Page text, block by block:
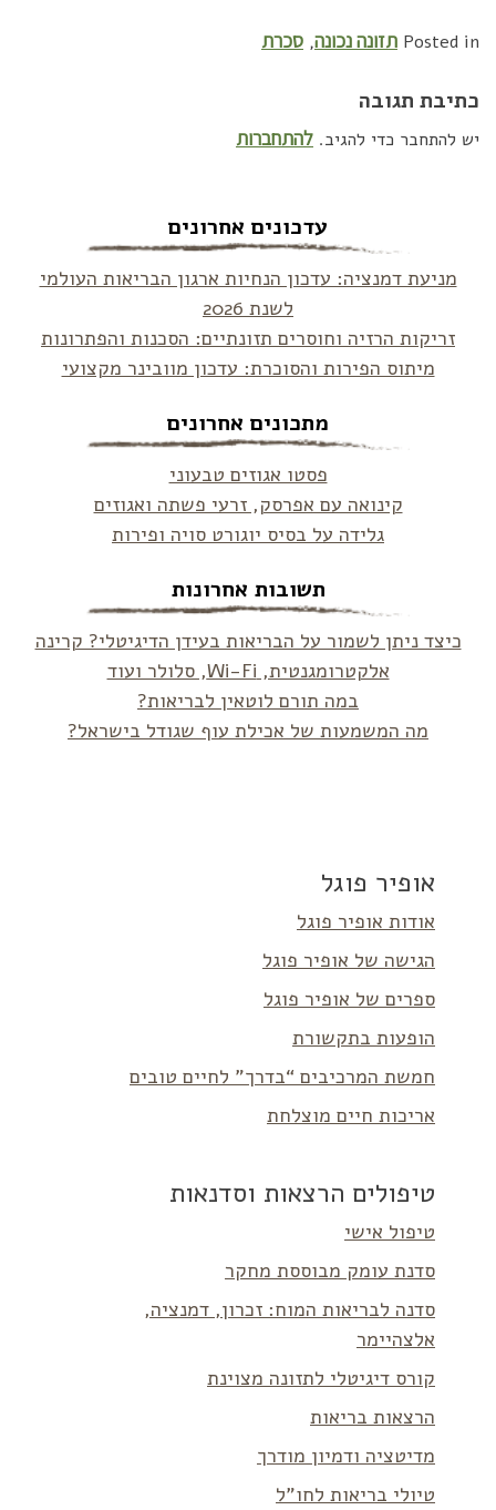
Posted in תזונה נכונה, סכרת
כתיבת תגובה
יש להתחבר כדי להגיב. להתחברות
עדכונים אחרונים
מניעת דמנציה: עדכון הנחיות ארגון הבריאות העולמי
לשנת 2026
זריקות הרזיה וחוסרים תזונתיים: הסכנות והפתרונות
מיתוס הפירות והסוכרת: עדכון מוובינר מקצועי
מתכונים אחרונים
פסטו אגוזים טבעוני
קינואה עם אפרסק, זרעי פשתה ואגוזים
גלידה על בסיס יוגורט סויה ופירות
תשובות אחרונות
כיצד ניתן לשמור על הבריאות בעידן הדיגיטלי? קרינה
אלקטרומגנטית, Wi-Fi, סלולר ועוד
במה תורם לוטאין לבריאות?
מה המשמעות של אכילת עוף שגודל בישראל?
אופיר פוגל
אודות אופיר פוגל
הגישה של אופיר פוגל
ספרים של אופיר פוגל
הופעות בתקשורת
חמשת המרכיבים “בדרך” לחיים טובים
אריכות חיים מוצלחת
טיפולים הרצאות וסדנאות
טיפול אישי
סדנת עומק מבוססת מחקר
סדנה לבריאות המוח: זכרון, דמנציה,
אלצהיימר
קורס דיגיטלי לתזונה מצוינת
הרצאות בריאות
מדיטציה ודמיון מודרך
טיולי בריאות לחו”ל